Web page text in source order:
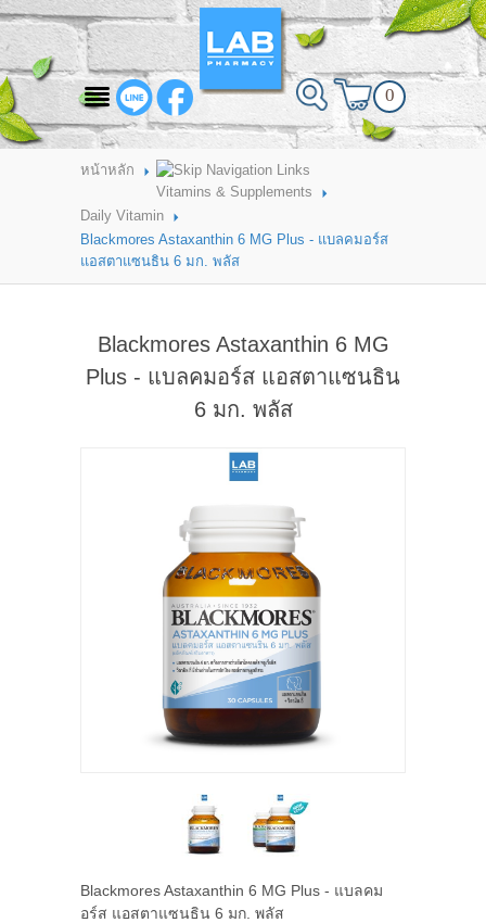
สินค้าที่สนใจ
HOME
ABOUT LAB PHARMACY
PRODUCT
BRANDS
แจ้งชำระเงิน
0
หน้าหลัก
Vitamins & Supplements
Daily Vitamin
Blackmores Astaxanthin 6 MG Plus - แบลคมอร์ส
แอสตาแซนธิน 6 มก. พลัส
Blackmores Astaxanthin 6 MG
Plus - แบลคมอร์ส แอสตาแซนธิน
6 มก. พลัส
Blackmores Astaxanthin 6 MG Plus - แบลคม
อร์ส แอสตาแซนธิน 6 มก. พลัส